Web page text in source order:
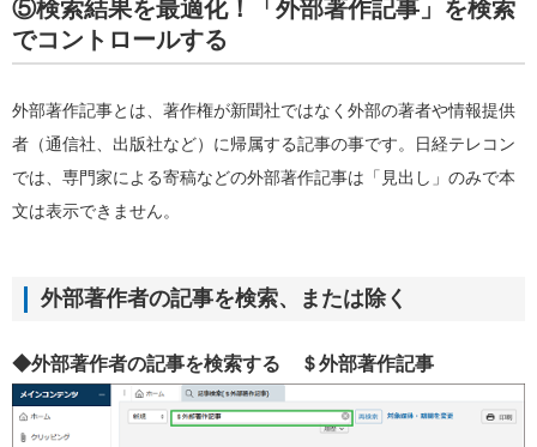
⑤検索結果を最適化！「外部著作記事」を検索
でコントロールする
外部著作記事とは、著作権が新聞社ではなく外部の著者や情報提供
者（通信社、出版社など）に帰属する記事の事です。日経テレコン
では、専門家による寄稿などの外部著作記事は「見出し」のみで本
文は表示できません。
外部著作者の記事を検索、または除く
◆外部著作者の記事を検索する ＄外部著作記事